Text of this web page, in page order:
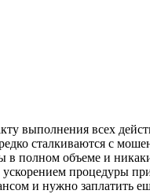
выполнения всех
сталкиваются с
в полном объеме и
процедуры
и нужно заплатить